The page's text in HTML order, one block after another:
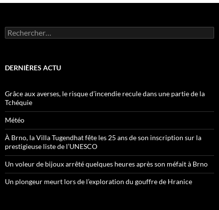
Rechercher :
DERNIÈRES ACTU
Grâce aux averses, le risque d’incendie recule dans une partie de la
Tchéquie
Météo
À Brno, la Villa Tugendhat fête les 25 ans de son inscription sur la
prestigieuse liste de l’UNESCO
Un voleur de bijoux arrêté quelques heures après son méfait à Brno
Un plongeur meurt lors de l’exploration du gouffre de Hranice